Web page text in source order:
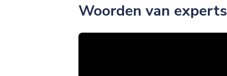
Woorden van experts